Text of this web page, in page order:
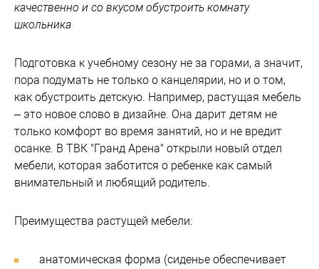
качественно и со вкусом обустроить комнату
школьника
Подготовка к учебному сезону не за горами, а значит,
пора подумать не только о канцелярии, но и о том,
как обустроить детскую. Например, растущая мебель
– это новое слово в дизайне. Она дарит детям не
только комфорт во время занятий, но и не вредит
осанке. В ТВК "Гранд Арена" открыли новый отдел
мебели, которая заботится о ребенке как самый
внимательный и любящий родитель.
Преимущества растущей мебели:
анатомическая форма (сиденье обеспечивает